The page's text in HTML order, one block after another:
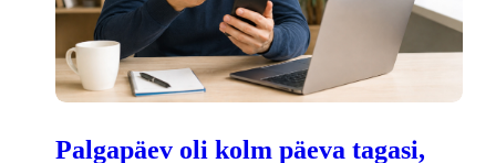
Palgapäev oli kolm päeva tagasi,